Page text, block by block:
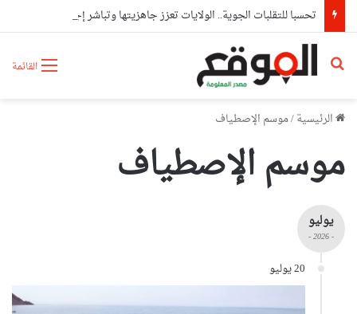
القائمة بحث عن
الرئيسية/موسم الإصطياف
موسم الإصطياف
يوليو
- 2026 -
20 يوليو